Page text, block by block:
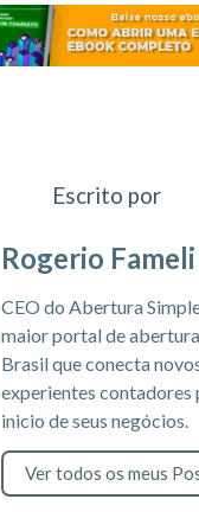
Escrito por
Rogerio Fameli
CEO do Abertura
maior portal de
Brasil que conecta
experientes contadores
inicio de seus negócios.
Ver todos os meus